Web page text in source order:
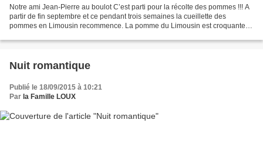
Notre ami Jean-Pierre au boulot C’est parti pour la récolte des pommes !!! A
partir de fin septembre et ce pendant trois semaines la cueillette des
pommes en Limousin recommence. La pomme du Limousin est croquante,
Nuit romantique
Publié le 18/09/2015 à 10:21
Par la Famille LOUX